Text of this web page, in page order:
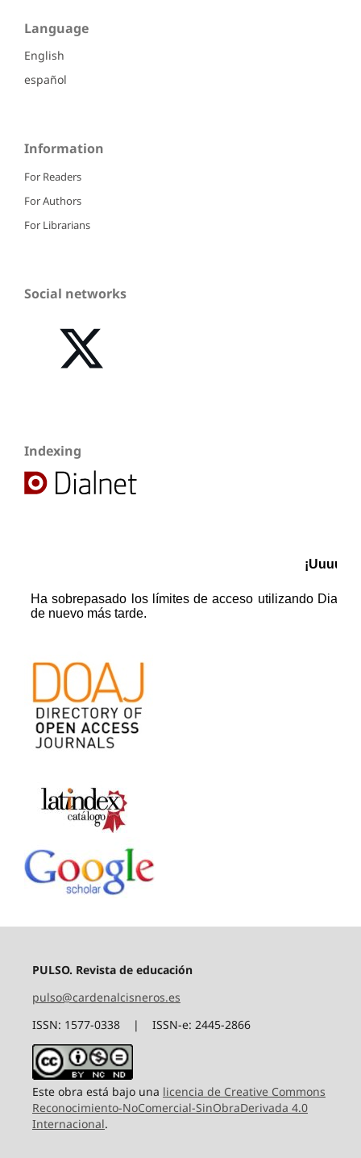
Language
English
español
Information
For Readers
For Authors
For Librarians
Social networks
Indexing
PULSO. Revista de educación
pulso@cardenalcisneros.es
ISSN: 1577-0338 | ISSN-e: 2445-2866
Este obra está bajo una licencia de Creative Commons
Reconocimiento-NoComercial-SinObraDerivada 4.0
Internacional.